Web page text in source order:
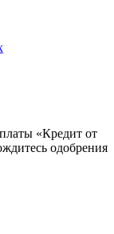
«Кредит от
одобрения